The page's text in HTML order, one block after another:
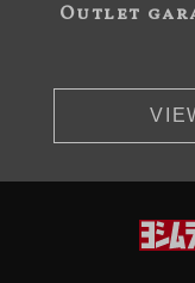
Outlet